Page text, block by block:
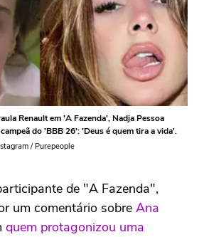
Renault em 'A Fazenda', Nadja Pessoa
do 'BBB 26': 'Deus é quem tira a vida'.
/ Purepeople
de "A Fazenda",
um comentário sobre Ana
quem protagonizou uma